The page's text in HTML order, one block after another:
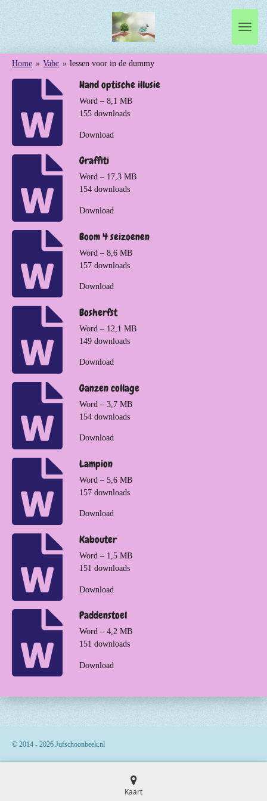
de
hoofdinhoud
Home » Vabc » lessen voor in de dummy
Hand optische illusie
Word – 8,1 MB
155 downloads
Download
Graffiti
Word – 17,3 MB
154 downloads
Download
Boom 4 seizoenen
Word – 8,6 MB
157 downloads
Download
Bosherfst
Word – 12,1 MB
149 downloads
Download
Ganzen collage
Word – 3,7 MB
154 downloads
Download
Lampion
Word – 5,6 MB
157 downloads
Download
Kabouter
Word – 1,5 MB
151 downloads
Download
Paddenstoel
Word – 4,2 MB
151 downloads
Download
© 2014 - 2026 Jufschoonbeek.nl
Kaart